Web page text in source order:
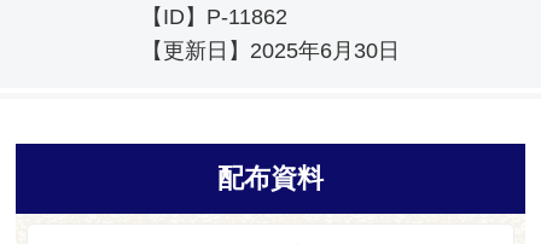
【ID】 P-11862
【更新日】 2025年6月30日
配布資料